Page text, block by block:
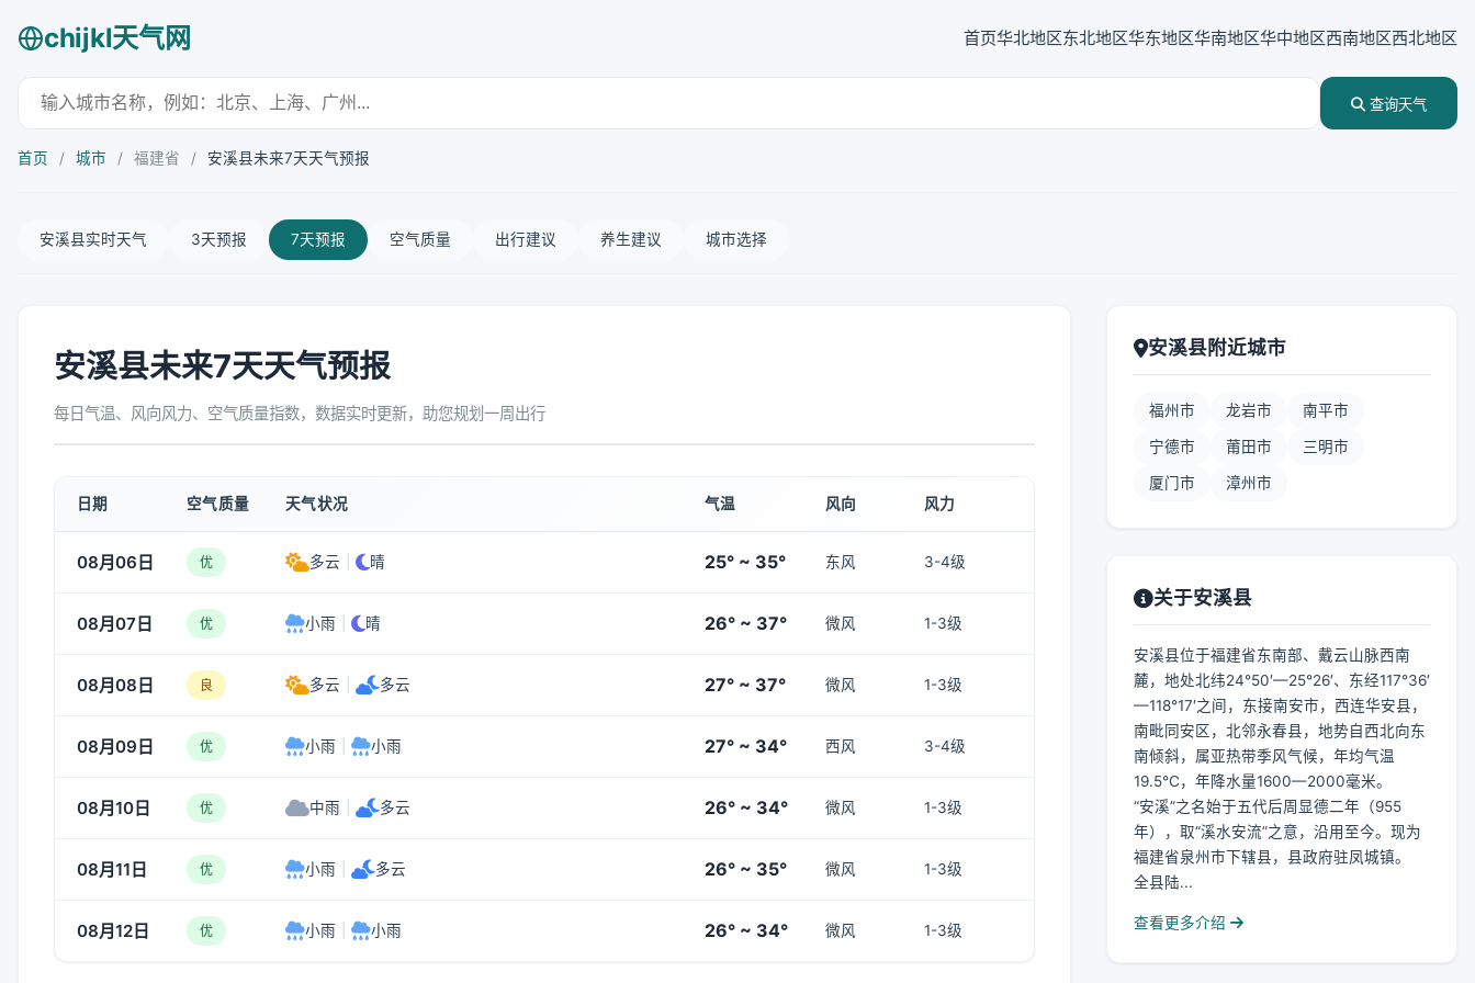
chijkl天气网 首页华北地区东北地区华东地区华南地区华中地区西南地区西北地区
查询天气
首页 / 城市 / 福建省 / 安溪县未来7天天气预报
安溪县实时天气 3天预报 7天预报 空气质量 出行建议 养生建议 城市选择
安溪县未来7天天气预报
每日气温、风向风力、空气质量指数，数据实时更新，助您规划一周出行
日期 空气质量 天气状况 气温 风向 风力
08月06日 优 多云 晴 25° ~ 35° 东风 3-4级
08月07日 优 小雨 晴 26° ~ 37° 微风 1-3级
08月08日 良 多云 多云 27° ~ 37° 微风 1-3级
08月09日 优 小雨 小雨 27° ~ 34° 西风 3-4级
08月10日 优 中雨 多云 26° ~ 34° 微风 1-3级
08月11日 优 小雨 多云 26° ~ 35° 微风 1-3级
08月12日 优 小雨 小雨 26° ~ 34° 微风 1-3级
安溪县附近城市
福州市 龙岩市 南平市
宁德市 莆田市 三明市
厦门市 漳州市
关于安溪县
安溪县位于福建省东南部、戴云山脉西南
麓，地处北纬24°50′—25°26′、东经117°36′
—118°17′之间，东接南安市，西连华安县，
南毗同安区，北邻永春县，地势自西北向东
南倾斜，属亚热带季风气候，年均气温
19.5℃，年降水量1600—2000毫米。
“安溪”之名始于五代后周显德二年（955
年），取“溪水安流”之意，沿用至今。现为
福建省泉州市下辖县，县政府驻凤城镇。
全县陆...
查看更多介绍